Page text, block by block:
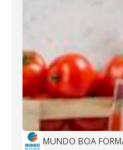
MUNDO BOA